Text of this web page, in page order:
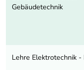
Gebäudetechnik
Lehre Elektrotechnik